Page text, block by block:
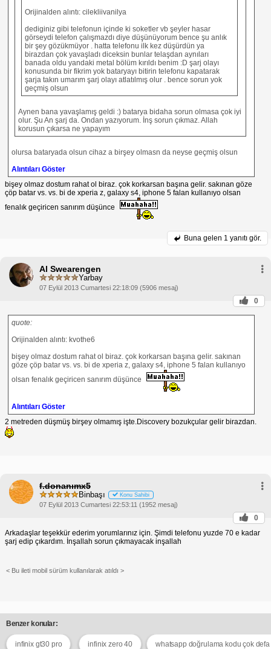
Orijinalden alıntı: cilekliivanilya
dediginiz gibi telefonun içinde ki soketler vb şeyler hasar
görseydi telefon çalışmazdı diye düşünüyorum bence şu anlık
bir şey gözükmüyor . hatta telefonu ilk kez düşürdün ya
birazdan çok yavaşladı diceksin bunlar telaşdan aynıları
banada oldu yandaki metal bölüm kırıldı benim :D şarj olayı
konusunda bir fikrim yok bataryayı bitirin telefonu kapatarak
şarja takın umarım şarj olayı atlatılmış olur . bence sorun yok
geçmiş olsun
Aynen bana yavaşlamış geldi :) batarya bidaha sorun olmasa çok iyi
olur. Şu An şarj da. Ondan yazıyorum. İnş sorun çıkmaz. Allah
korusun çıkarsa ne yapayım
olursa bataryada olsun cihaz a birşey olmasn da neyse geçmiş olsun
Alıntıları Göster
bişey olmaz dostum rahat ol biraz. çok korkarsan başına gelir. sakınan göze
çöp batar vs. vs. bi de xperia z, galaxy s4, iphone 5 falan kullanıyo olsan
fenalık geçiricen sanırım düşünce
Buna gelen 1 yanıtı gör.
Al Swearengen
Yarbay
07 Eylül 2013 Cumartesi 22:18:09 (5906 mesaj)
0
quote:
Orijinalden alıntı: kvothe6
bişey olmaz dostum rahat ol biraz. çok korkarsan başına gelir. sakınan
göze çöp batar vs. vs. bi de xperia z, galaxy s4, iphone 5 falan kullanıyo
olsan fenalık geçiricen sanırım düşünce
Alıntıları Göster
2 metreden düşmüş birşey olmamış işte.Discovery bozukçular gelir birazdan.
f.donanımx5
Binbaşı Konu Sahibi
07 Eylül 2013 Cumartesi 22:53:11 (1952 mesaj)
0
Arkadaşlar teşekkür ederim yorumlarınız için. Şimdi telefonu yuzde 70 e kadar
şarj edip çıkardım. İnşallah sorun çıkmayacak inşallah
< Bu ileti mobil sürüm kullanılarak atıldı >
Benzer konular:
infinix gt30 pro infinix zero 40 whatsapp doğrulama kodu çok